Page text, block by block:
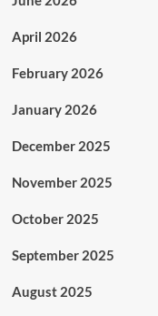
April 2026
February 2026
January 2026
December 2025
November 2025
October 2025
September 2025
August 2025